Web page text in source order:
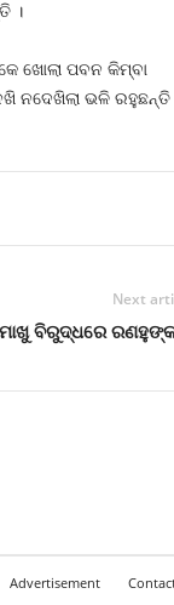
।
ଖୋଲା ପବନ କିମ୍ବା
ନଦେଖିଲା ଭଳି ରହୁଛନ୍ତି
Next
ବିରୁଦ୍ଧରେ
Advertisement